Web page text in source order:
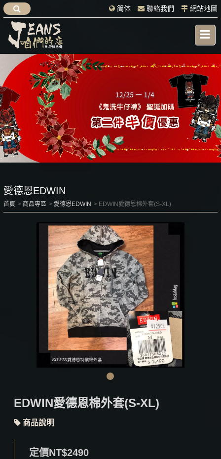
简体 聯絡我們 網站地圖
愛德恩EDWIN
首頁 商品專區 愛德恩EDWIN EDWIN愛德恩棉外套(S-XL)
EDWIN愛德恩棉外套(S-XL)
商品說明
定價NT$2490